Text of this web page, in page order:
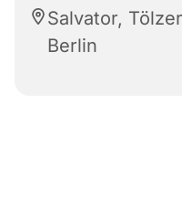
Salvator,
Berlin